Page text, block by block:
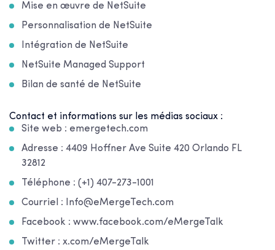
Mise en œuvre de NetSuite
Personnalisation de NetSuite
Intégration de NetSuite
NetSuite Managed Support
Bilan de santé de NetSuite
Contact et informations sur les médias sociaux :
Site web : emergetech.com
Adresse : 4409 Hoffner Ave Suite 420 Orlando FL
32812
Téléphone : (+1) 407-273-1001
Courriel : Info@eMergeTech.com
Facebook : www.facebook.com/eMergeTalk
Twitter : x.com/eMergeTalk